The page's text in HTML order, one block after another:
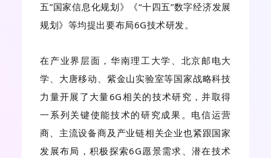
五”国家信息化规划》《“十四五”数字经济发展
规划》等均提出要布局6G技术研发。
在产业界层面，华南理工大学、北京邮电大
学、大唐移动、紫金山实验室等国家战略科技
力量开展了大量6G相关的技术研究，并取得
一系列关键使能技术的研究成果。电信运营
商、主流设备商及产业链相关企业也紧跟国家
发展布局，积极探索6G愿景需求、潜在技术